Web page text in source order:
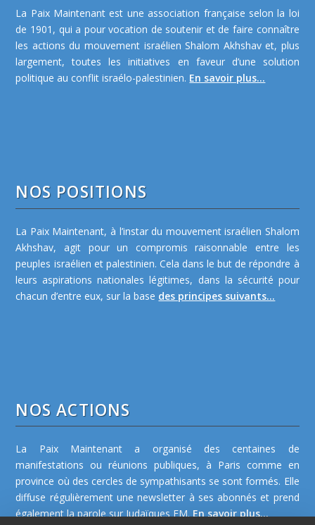
La Paix Maintenant est une association française selon la loi
de 1901, qui a pour vocation de soutenir et de faire connaître
les actions du mouvement israélien Shalom Akhshav et, plus
largement, toutes les initiatives en faveur d’une solution
politique au conflit israélo-palestinien. En savoir plus...
NOS POSITIONS
La Paix Maintenant, à l’instar du mouvement israélien Shalom
Akhshav, agit pour un compromis raisonnable entre les
peuples israélien et palestinien. Cela dans le but de répondre à
leurs aspirations nationales légitimes, dans la sécurité pour
chacun d’entre eux, sur la base des principes suivants...
NOS ACTIONS
La Paix Maintenant a organisé des centaines de
manifestations ou réunions publiques, à Paris comme en
province où des cercles de sympathisants se sont formés. Elle
diffuse régulièrement une newsletter à ses abonnés et prend
également la parole sur Judaïques FM.En savoir plus...